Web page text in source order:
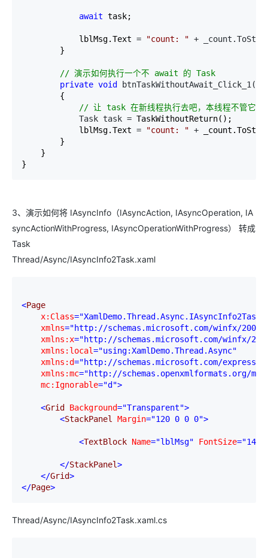
await task;
            lblMsg.Text
= "count: " +
        }
// 演示如何执行一个不 await 的 Task
private void btnTaskWithoutAwait_Click_1(
        {
// 让 task 在新线程执行去吧，本线程不管它是
            Task task =
TaskWithoutReturn();
            lblMsg.Text
= "count: " +
        }
    }
}
3、演示如何将 IAsyncInfo（IAsyncAction, IAsyncOperation, IA
syncActionWithProgress, IAsyncOperationWithProgress） 转成
Task
Thread/Async/IAsyncInfo2Task.xaml
<Page
x:Class="XamlDemo.Thread.Async.IAsyncInfo2Task"
    xmlns
="http://schemas.microsoft.com/winfx/
    xmlns:x
="http://schemas.microsoft.com/winfx/
    xmlns:local
="using:XamlDemo.Thread.Async"
    xmlns:d
="http://schemas.microsoft.com/
    xmlns:mc
="http://schemas.openxmlformats.org/
    mc:Ignorable
="d">
<Grid Background="Transparent">
<StackPanel Margin="120 0 0 0">
<TextBlock Name="lblMsg" FontSize
</StackPanel>
</Grid>
</Page>
Thread/Async/IAsyncInfo2Task.xaml.cs